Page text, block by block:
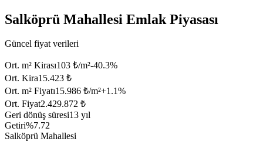
Salköprü Mahallesi Emlak Piyasası
Güncel fiyat verileri
Ort. m² Kirası103 ₺/m²-40.3%
Ort. Kira15.423 ₺
Ort. m² Fiyatı15.986 ₺/m²+1.1%
Ort. Fiyat2.429.872 ₺
Geri dönüş süresi13 yıl
Getiri%7.72
Salköprü Mahallesi